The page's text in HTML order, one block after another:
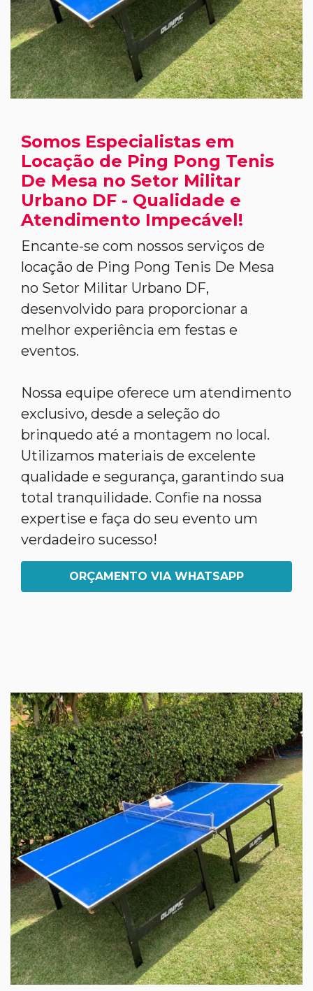
Somos Especialistas em
Locação de Ping Pong Tenis
De Mesa no Setor Militar
Urbano DF - Qualidade e
Atendimento Impecável!
Encante-se com nossos serviços de
locação de Ping Pong Tenis De Mesa
no Setor Militar Urbano DF,
desenvolvido para proporcionar a
melhor experiência em festas e
eventos.
Nossa equipe oferece um atendimento
exclusivo, desde a seleção do
brinquedo até a montagem no local.
Utilizamos materiais de excelente
qualidade e segurança, garantindo sua
total tranquilidade. Confie na nossa
expertise e faça do seu evento um
verdadeiro sucesso!
ORÇAMENTO VIA WHATSAPP